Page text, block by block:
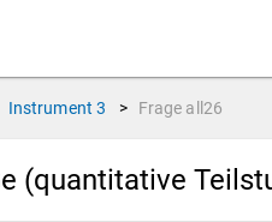
Instrument 3 > Frage all26
(quantitative